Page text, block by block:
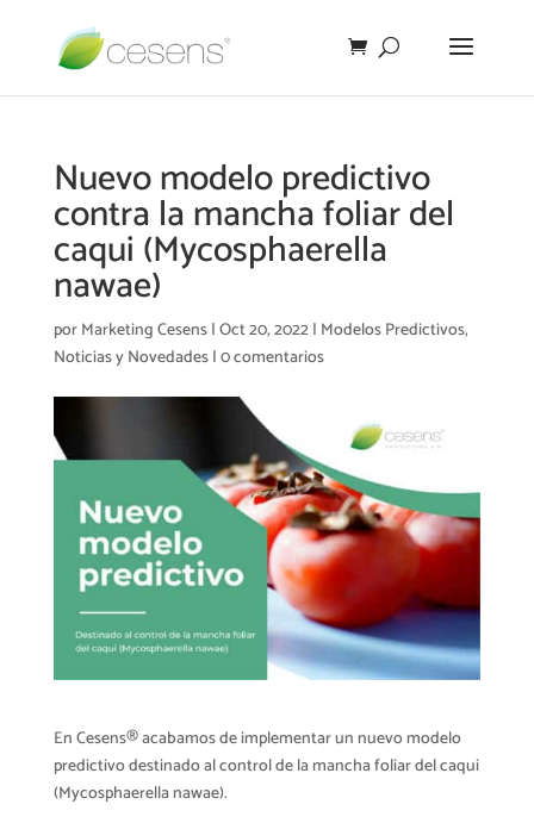
Nuevo modelo predictivo
contra la mancha foliar del
caqui (Mycosphaerella
nawae)
porMarketing Cesens|Oct 20, 2022| Modelos Predictivos,
Noticias y Novedades|0 comentarios
En Cesens® acabamos de implementar un nuevo modelo
predictivo destinado al control de la mancha foliar del caqui
(Mycosphaerella nawae).